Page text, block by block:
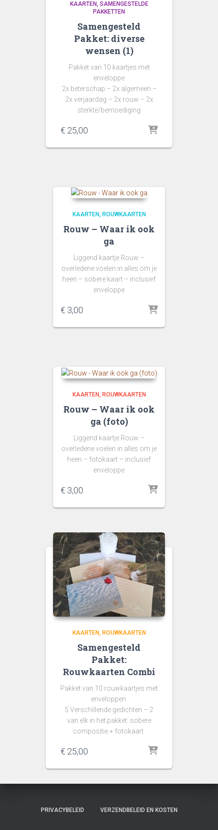
KAARTEN SAMENGESTELDE
PAKKETTEN
Samengesteld
Pakket: diverse
wensen (1)
Pakket van 10 kaartjes met
enveloppe
2x beterschap – 2x algemeen –
2x verjaardag – 2x rouw – 2x
sterkte/bemoediging
€ 25,00
KAARTEN ROUWKAARTEN
Rouw – Waar ik ook
ga
Liggend kaartje Rouw –
overledene voelen in alles om je
heen – sobere kaart – inclusief
enveloppe
€ 3,00
KAARTEN ROUWKAARTEN
Rouw – Waar ik ook
ga (foto)
Liggend kaartje Rouw –
overledene voelen in alles om je
heen – fotokaart – inclusief
enveloppe
€ 3,00
KAARTEN ROUWKAARTEN
Samengesteld
Pakket:
Rouwkaarten Combi
Pakket van 10 rouwkaartjes met
enveloppen.
5 Verschillende gedichten – 2
van elk in het pakket: sobere
compositie + fotokaart.
€ 25,00
PRIVACYBELEID VERZENDBELEID EN KOSTEN